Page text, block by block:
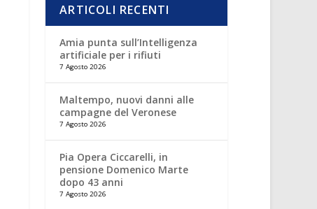
ARTICOLI RECENTI
Amia punta sull’Intelligenza
artificiale per i rifiuti
7 Agosto 2026
Maltempo, nuovi danni alle
campagne del Veronese
7 Agosto 2026
Pia Opera Ciccarelli, in
pensione Domenico Marte
dopo 43 anni
7 Agosto 2026